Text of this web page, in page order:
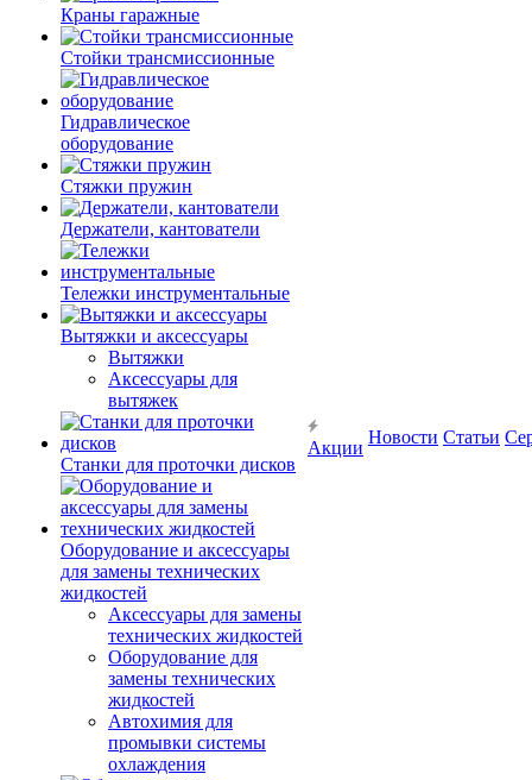
Краны гаражные
Стойки трансмиссионные
Гидравлическое
оборудование
Стяжки пружин
Держатели, кантователи
Тележки инструментальные
Вытяжки и аксессуары
Вытяжки
Аксессуары для
вытяжек
Станки для проточки дисков
Оборудование и аксессуары
для замены технических
жидкостей
Аксессуары для замены
технических жидкостей
Оборудование для
замены технических
жидкостей
Автохимия для
промывки системы
охлаждения
Акции
Новости Статьи